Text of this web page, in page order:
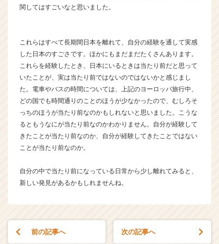
関してはすごいなと思いました。
これらはすべて長期間日本を離れて、自分の経験を通して実感
した日本のすごさです。ほかにもまだまだたくさんあります。
これらを経験したとき、日本にいるときは当たり前だと思って
いたことが、実は当たり前ではないのではないかと感じまし
た。電車やバスの時間については、上記のヨーロッパ旅行中、
どの国でも時間通りのことのほうが少なかったので、むしろそ
っちのほうが当たり前なのかもしれないと思いました。こうな
るともうなにが当たり前なのかわかりません。自分が経験して
きたことが当たり前なのか、自分が経験してきたことではない
ことが当たり前なのか。
自分の中で当たり前になっている日常から少し離れてみると、
新しい発見があるかもしれませんね。
前の記事へ 次の記事へ